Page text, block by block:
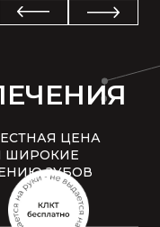
ЦЕНА
ШИРОКИЕ
ЗУБОВ